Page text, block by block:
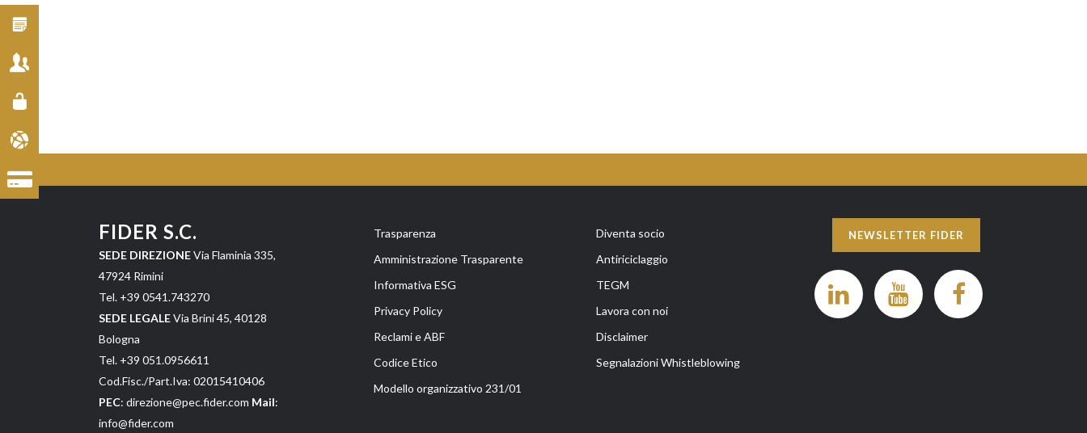
FIDER S.C.
SEDE DIREZIONEVia Flaminia 335,
47924 Rimini
Tel. +39 0541.743270
SEDE LEGALEVia Brini 45, 40128
Bologna
Tel. +39 051.0956611
Cod.Fisc./Part.Iva: 02015410406
PEC: direzione@pec.fider.com Mail:
info@fider.com
Trasparenza
Amministrazione Trasparente
Informativa ESG
Privacy Policy
Reclami e ABF
Codice Etico
Modello organizzativo 231/01
Diventa socio
Antiriciclaggio
TEGM
Lavora con noi
Disclaimer
Segnalazioni Whistleblowing
NEWSLETTER FIDER